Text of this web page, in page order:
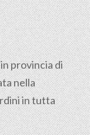
in provincia di
nella
in tutta